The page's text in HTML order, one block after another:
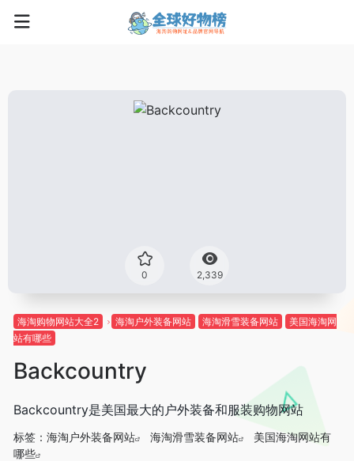
0 2,339
海淘购物网站大全2 海淘户外装备网站 海淘滑雪装备网站
美国海淘网
站有哪些
Backcountry
Backcountry是美国最大的户外装备和服装购物网站
标签： 海淘户外装备网站 海淘滑雪装备网站
美国海淘网站有
哪些